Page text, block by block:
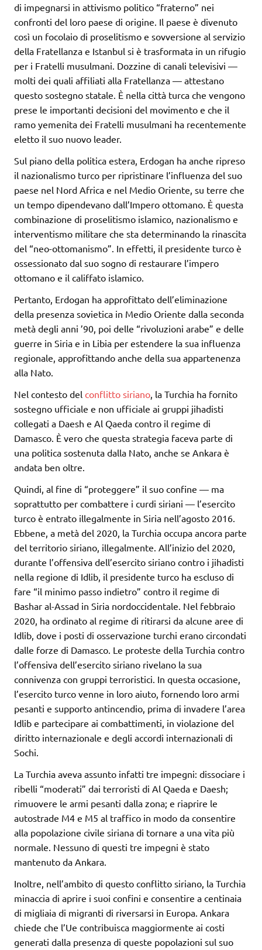
di impegnarsi in attivismo politico “fraterno” nei
confronti del loro paese di origine. Il paese è divenuto
così un focolaio di proselitismo e sovversione al servizio
della Fratellanza e Istanbul si è trasformata in un rifugio
per i Fratelli musulmani. Dozzine di canali televisivi —
molti dei quali affiliati alla Fratellanza — attestano
questo sostegno statale. È nella città turca che vengono
prese le importanti decisioni del movimento e che il
ramo yemenita dei Fratelli musulmani ha recentemente
eletto il suo nuovo leader.
Sul piano della politica estera, Erdogan ha anche ripreso
il nazionalismo turco per ripristinare l’influenza del suo
paese nel Nord Africa e nel Medio Oriente, su terre che
un tempo dipendevano dall’Impero ottomano. È questa
combinazione di proselitismo islamico, nazionalismo e
interventismo militare che sta determinando la rinascita
del “neo-ottomanismo”. In effetti, il presidente turco è
ossessionato dal suo sogno di restaurare l’impero
ottomano e il califfato islamico.
Pertanto, Erdogan ha approfittato dell’eliminazione
della presenza sovietica in Medio Oriente dalla seconda
metà degli anni ’90, poi delle “rivoluzioni arabe” e delle
guerre in Siria e in Libia per estendere la sua influenza
regionale, approfittando anche della sua appartenenza
alla Nato.
Nel contesto del conflitto siriano, la Turchia ha fornito
sostegno ufficiale e non ufficiale ai gruppi jihadisti
collegati a Daesh e Al Qaeda contro il regime di
Damasco. È vero che questa strategia faceva parte di
una politica sostenuta dalla Nato, anche se Ankara è
andata ben oltre.
Quindi, al fine di “proteggere” il suo confine — ma
soprattutto per combattere i curdi siriani — l’esercito
turco è entrato illegalmente in Siria nell’agosto 2016.
Ebbene, a metà del 2020, la Turchia occupa ancora parte
del territorio siriano, illegalmente. All’inizio del 2020,
durante l’offensiva dell’esercito siriano contro i jihadisti
nella regione di Idlib, il presidente turco ha escluso di
fare “il minimo passo indietro” contro il regime di
Bashar al-Assad in Siria nordoccidentale. Nel febbraio
2020, ha ordinato al regime di ritirarsi da alcune aree di
Idlib, dove i posti di osservazione turchi erano circondati
dalle forze di Damasco. Le proteste della Turchia contro
l’offensiva dell’esercito siriano rivelano la sua
connivenza con gruppi terroristici. In questa occasione,
l’esercito turco venne in loro aiuto, fornendo loro armi
pesanti e supporto antincendio, prima di invadere l’area
Idlib e partecipare ai combattimenti, in violazione del
diritto internazionale e degli accordi internazionali di
Sochi.
La Turchia aveva assunto infatti tre impegni: dissociare i
ribelli “moderati” dai terroristi di Al Qaeda e Daesh;
rimuovere le armi pesanti dalla zona; e riaprire le
autostrade M4 e M5 al traffico in modo da consentire
alla popolazione civile siriana di tornare a una vita più
normale. Nessuno di questi tre impegni è stato
mantenuto da Ankara.
Inoltre, nell’ambito di questo conflitto siriano, la Turchia
minaccia di aprire i suoi confini e consentire a centinaia
di migliaia di migranti di riversarsi in Europa. Ankara
chiede che l’Ue contribuisca maggiormente ai costi
generati dalla presenza di queste popolazioni sul suo